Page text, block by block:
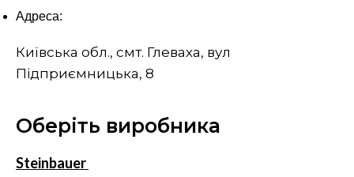
Адреса:
Київська обл., смт. Глеваха, вул
Підприємницька, 8
Оберіть виробника
Steinbauer